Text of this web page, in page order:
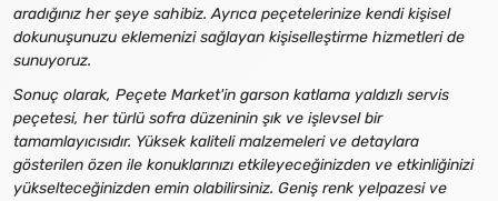
aradığınız her şeye sahibiz. Ayrıca peçetelerinize kendi kişisel
dokunuşunuzu eklemenizi sağlayan kişiselleştirme hizmetleri de
sunuyoruz.
Sonuç olarak, Peçete Market'in garson katlama yaldızlı servis
peçetesi, her türlü sofra düzeninin şık ve işlevsel bir
tamamlayıcısıdır. Yüksek kaliteli malzemeleri ve detaylara
gösterilen özen ile konuklarınızı etkileyeceğinizden ve etkinliğinizi
yükselteceğinizden emin olabilirsiniz. Geniş renk yelpazesi ve